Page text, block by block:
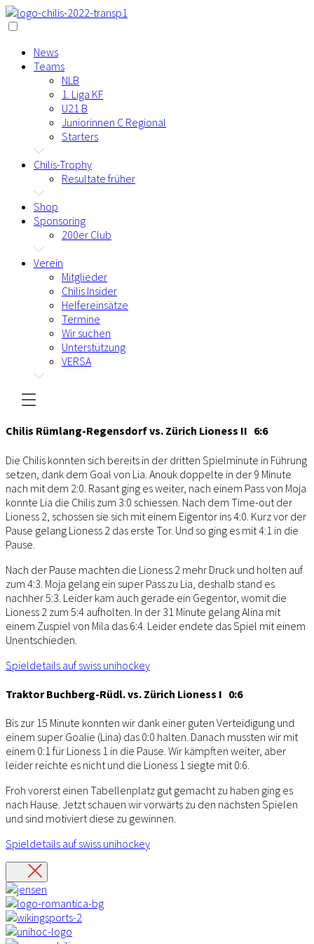
News
Teams
NLB
1. Liga KF
U21 B
Juniorinnen C Regional
Starters
Chilis-Trophy
Resultate früher
Shop
Sponsoring
200er Club
Verein
Mitglieder
Chilis Insider
Helfereinsätze
Termine
Wir suchen
Unterstützung
VERSA
Chilis Rümlang-Regensdorf vs. Zürich Lioness II 6:6
Die Chilis konnten sich bereits in der dritten Spielminute in Führung
setzen, dank dem Goal von Lia. Anouk doppelte in der 9 Minute
nach mit dem 2:0. Rasant ging es weiter, nach einem Pass von Moja
konnte Lia die Chilis zum 3:0 schiessen. Nach dem Time-out der
Lioness 2, schossen sie sich mit einem Eigentor ins 4:0. Kurz vor der
Pause gelang Lioness 2 das erste Tor. Und so ging es mit 4:1 in die
Pause.
Nach der Pause machten die Lioness 2 mehr Druck und holten auf
zum 4:3. Moja gelang ein super Pass zu Lia, deshalb stand es
nachher 5:3. Leider kam auch gerade ein Gegentor, womit die
Lioness 2 zum 5:4 aufholten. In der 31 Minute gelang Alina mit
einem Zuspiel von Mila das 6:4. Leider endete das Spiel mit einem
Unentschieden.
Spieldetails auf swiss unihockey
Traktor Buchberg-Rüdl. vs. Zürich Lioness I 0:6
Bis zur 15 Minute konnten wir dank einer guten Verteidigung und
einem super Goalie (Lina) das 0:0 halten. Danach mussten wir mit
einem 0:1 für Lioness 1 in die Pause. Wir kämpften weiter, aber
leider reichte es nicht und die Lioness 1 siegte mit 0:6.
Froh vorerst einen Tabellenplatz gut gemacht zu haben ging es
nach Hause. Jetzt schauen wir vorwärts zu den nächsten Spielen
und sind motiviert diese zu gewinnen.
Spieldetails auf swiss unihockey